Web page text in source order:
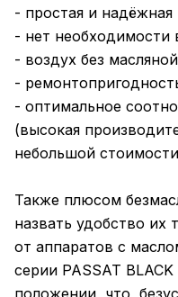
- простая и надёжная
- нет необходимости
- воздух без
-
- оптимальное
(высокая
небольшой
Также плюсом
назвать удобство их
от аппаратов с
серии PASSAT